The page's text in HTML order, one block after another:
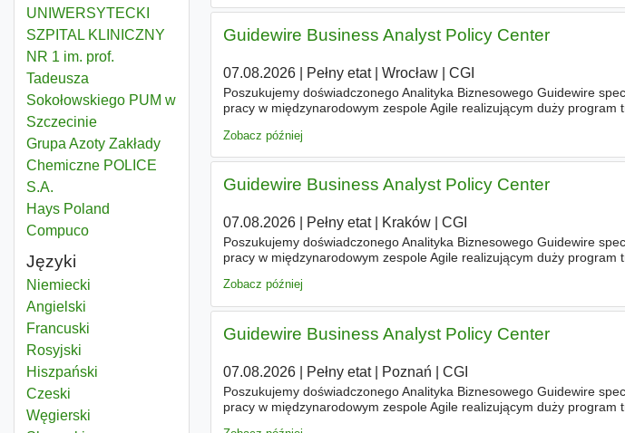
UNIWERSYTECKI
SZPITAL KLINICZNY
NR 1 im. prof.
Tadeusza
Sokołowskiego PUM w
Szczecinie
Grupa Azoty Zakłady
Chemiczne POLICE
S.A.
Hays Poland
Compuco
Języki
Niemiecki
Angielski
Francuski
Rosyjski
Hiszpański
Czeski
Węgierski
Guidewire Business Analyst Policy Center
07.08.2026| Pełny etat| Wrocław| CGI
Poszukujemy doświadczonego Analityka Biznesowego Guidewire
pracy w międzynarodowym zespole Agile realizującym duży
Zobacz później
Guidewire Business Analyst Policy Center
07.08.2026| Pełny etat| Kraków| CGI
Poszukujemy doświadczonego Analityka Biznesowego Guidewire
pracy w międzynarodowym zespole Agile realizującym duży
Zobacz później
Guidewire Business Analyst Policy Center
07.08.2026| Pełny etat| Poznań CGI
Poszukujemy doświadczonego Analityka Biznesowego Guidewire
pracy w międzynarodowym zespole Agile realizującym duży